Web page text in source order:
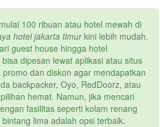
100 ribuan atau hotel mewah di
hotel jakarta timurkini lebih mudah.
guest house hingga hotel
dipesan lewat aplikasi atau situs
dan diskon agar mendapatkan
backpacker, Oyo, RedDoorz, atau
hemat. Namun, jika mencari
fasilitas seperti kolam renang
lima adalah opsi terbaik.